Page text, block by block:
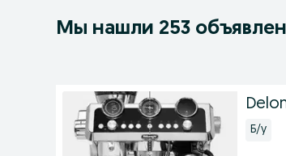
Мы нашли 253
Б/у